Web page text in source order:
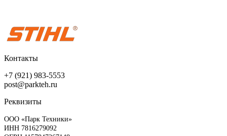
Контакты
+7 (921) 983-5553
post@parkteh.ru
Реквизиты
ООО «Парк Техники»
ИНН 7816279092